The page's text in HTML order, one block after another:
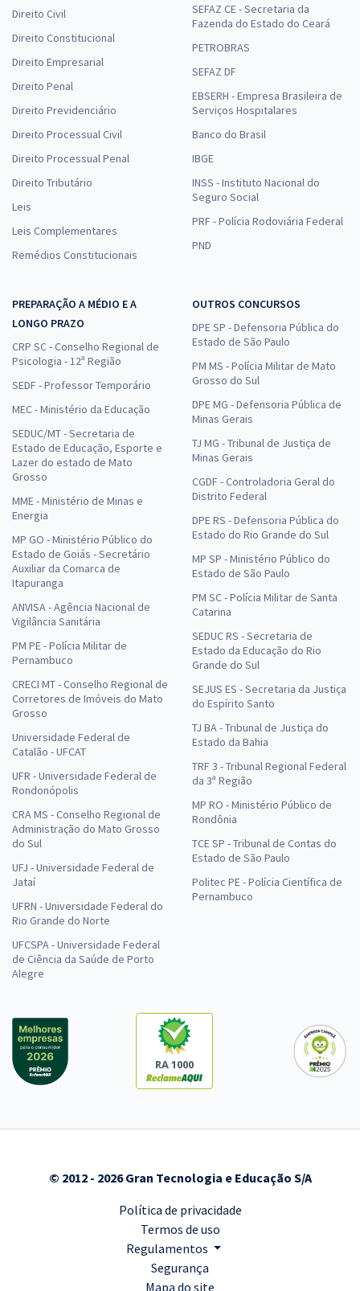
Direito Civil
Direito Constitucional
Direito Empresarial
Direito Penal
Direito Previdenciário
Direito Processual Civil
Direito Processual Penal
Direito Tributário
Leis
Leis Complementares
Remédios Constitucionais
SEFAZ CE - Secretaria da
Fazenda do Estado do Ceará
PETROBRAS
SEFAZ DF
EBSERH - Empresa Brasileira de
Serviços Hospitalares
Banco do Brasil
IBGE
INSS - Instituto Nacional do
Seguro Social
PRF - Polícia Rodoviária Federal
PND
PREPARAÇÃO A MÉDIO E A
LONGO PRAZO
CRP SC - Conselho Regional de
Psicologia - 12ª Região
SEDF - Professor Temporário
MEC - Ministério da Educação
SEDUC/MT - Secretaria de
Estado de Educação, Esporte e
Lazer do estado de Mato
Grosso
MME - Ministério de Minas e
Energia
MP GO - Ministério Público do
Estado de Goiás - Secretário
Auxiliar da Comarca de
Itapuranga
ANVISA - Agência Nacional de
Vigilância Sanitária
PM PE - Polícia Militar de
Pernambuco
CRECI MT - Conselho Regional de
Corretores de Imóveis do Mato
Grosso
Universidade Federal de
Catalão - UFCAT
UFR - Universidade Federal de
Rondonópolis
CRA MS - Conselho Regional de
Administração do Mato Grosso
do Sul
UFJ - Universidade Federal de
Jataí
UFRN - Universidade Federal do
Rio Grande do Norte
UFCSPA - Universidade Federal
de Ciência da Saúde de Porto
Alegre
OUTROS CONCURSOS
DPE SP - Defensoria Pública do
Estado de São Paulo
PM MS - Polícia Militar de Mato
Grosso do Sul
DPE MG - Defensoria Pública de
Minas Gerais
TJ MG - Tribunal de Justiça de
Minas Gerais
CGDF - Controladoria Geral do
Distrito Federal
DPE RS - Defensoria Pública do
Estado do Rio Grande do Sul
MP SP - Ministério Público do
Estado de São Paulo
PM SC - Polícia Militar de Santa
Catarina
SEDUC RS - Secretaria de
Estado da Educação do Rio
Grande do Sul
SEJUS ES - Secretaria da Justiça
do Espírito Santo
TJ BA - Tribunal de Justiça do
Estado da Bahia
TRF 3 - Tribunal Regional Federal
da 3ª Região
MP RO - Ministério Público de
Rondônia
TCE SP - Tribunal de Contas do
Estado de São Paulo
Politec PE - Polícia Científica de
Pernambuco
RA 1000
© 2012 - 2026 Gran Tecnologia e Educação S/A
Política de privacidade
Termos de uso
Regulamentos
Segurança
Mapa do site